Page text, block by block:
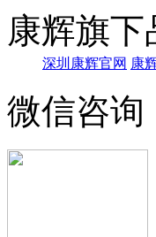
康辉旗下
深圳康辉官网 康
微信咨询